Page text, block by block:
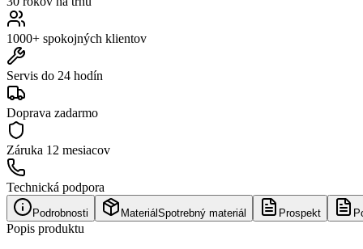
1000+ spokojných klientov
Servis do 24 hodín
Doprava zadarmo
Záruka 12 mesiacov
Technická podpora
Podrobnosti Materiál Spotrebný materiál Prospekt
Popis produktu